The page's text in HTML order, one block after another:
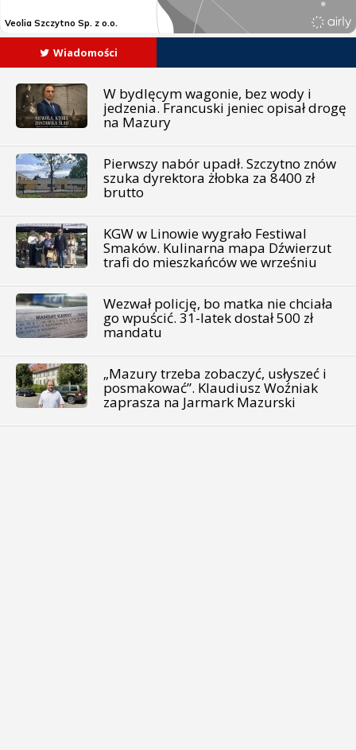
Wiadomości
W bydlęcym wagonie, bez wody i
jedzenia. Francuski jeniec opisał drogę
na Mazury
Pierwszy nabór upadł. Szczytno znów
szuka dyrektora żłobka za 8400 zł
brutto
KGW w Linowie wygrało Festiwal
Smaków. Kulinarna mapa Dźwierzut
trafi do mieszkańców we wrześniu
Wezwał policję, bo matka nie chciała
go wpuścić. 31-latek dostał 500 zł
mandatu
„Mazury trzeba zobaczyć, usłyszeć i
posmakować”. Klaudiusz Woźniak
zaprasza na Jarmark Mazurski